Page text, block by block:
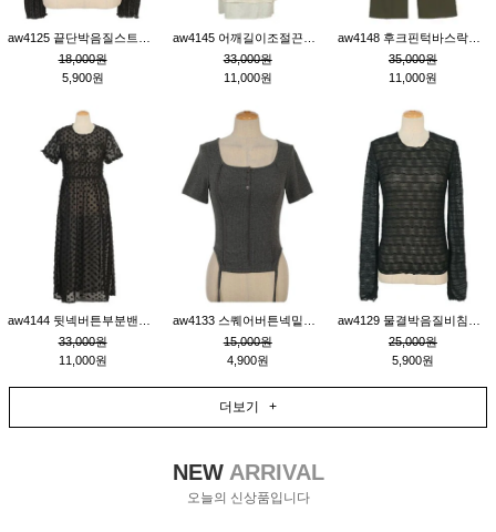
18,000원
5,900원
33,000원
11,000원
35,000원
11,000원
33,000원
11,000원
15,000원
4,900원
25,000원
5,900원
더보기 +
NEWARRIVAL
오늘의 신상품입니다